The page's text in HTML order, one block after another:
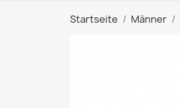
Startseite Männer